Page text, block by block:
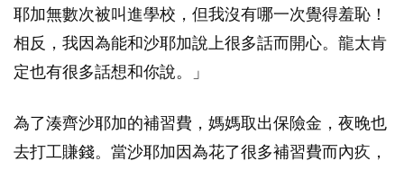
耶加無數次被叫進學校，但我沒有哪一次覺得羞恥！
相反，我因為能和沙耶加說上很多話而開心。龍太肯
定也有很多話想和你說。」
為了湊齊沙耶加的補習費，媽媽取出保險金，夜晚也
去打工賺錢。當沙耶加因為花了很多補習費而內疚，